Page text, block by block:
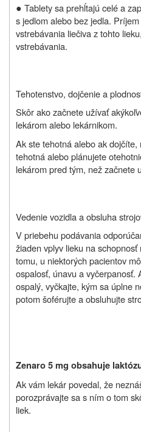
● Tablety sa prehĺtajú celé a
s jedlom alebo bez jedla.
vstrebávania liečiva z tohto
vstrebávania.
Tehotenstvo, dojčenie a
Skôr ako začnete užívať
lekárom alebo lekárnikom.
Ak ste tehotná alebo ak
tehotná alebo plánujete
lekárom pred tým, než začnete
Vedenie vozidla a obsluha
V priebehu podávania
žiaden vplyv lieku na schopnosť
tomu, u niektorých pacientov
ospalosť, únavu a vyčerpanosť.
ospalý, vyčkajte, kým sa úplne
potom šoférujte a obsluhujte
Zenaro 5 mg obsahuje
Ak vám lekár povedal, že
porozprávajte sa s ním o tom
liek.